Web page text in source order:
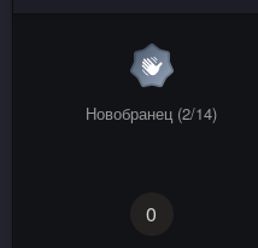
Новобранец (2/14)
0